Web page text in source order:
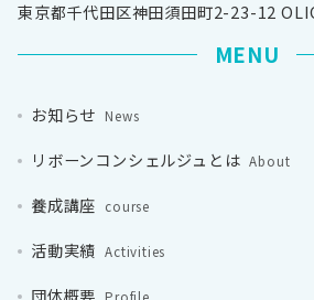
東京都千代田区神田須田町2-23-12
MENU
お知らせ News
リボーンコンシェルジュとは About
養成講座 course
活動実績 Activities
団体概要